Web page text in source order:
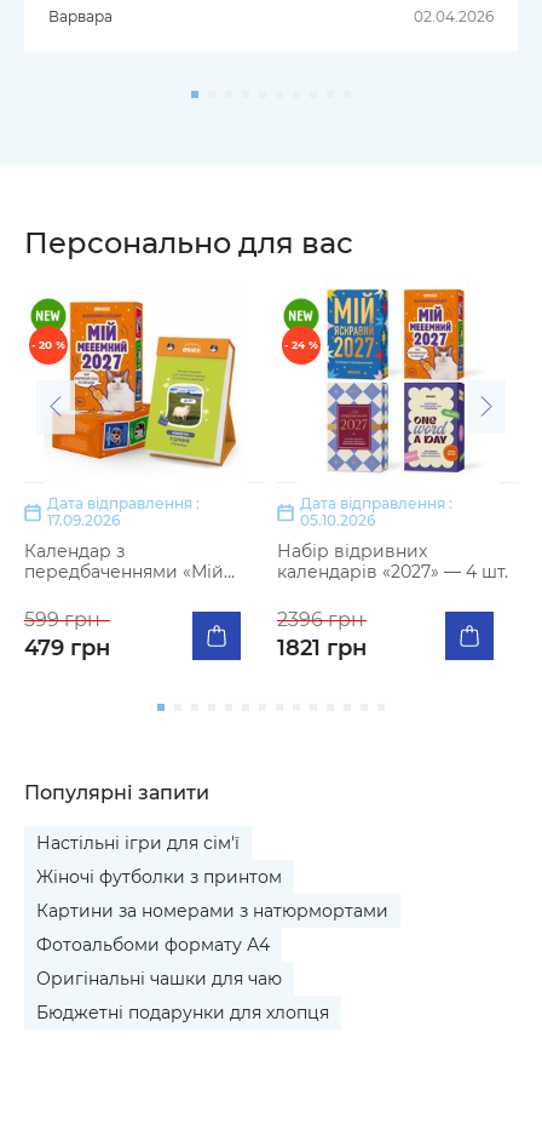
Варвара 02.04.2026
Персонально для вас
- 20 %
Дата відправлення :
17.09.2026
Календар з
передбаченнями «Мій
599 грн
479 грн
- 24 %
Дата відправлення :
05.10.2026
Набір відривних
календарів «2027» — 4 шт.
2396 грн
1821 грн
Популярні запити
Настільні ігри для сім'ї
Жіночі футболки з принтом
Картини за номерами з натюрмортами
Фотоальбоми формату А4
Оригінальні чашки для чаю
Бюджетні подарунки для хлопця